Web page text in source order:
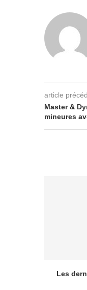
article
Master &
mineures
Les